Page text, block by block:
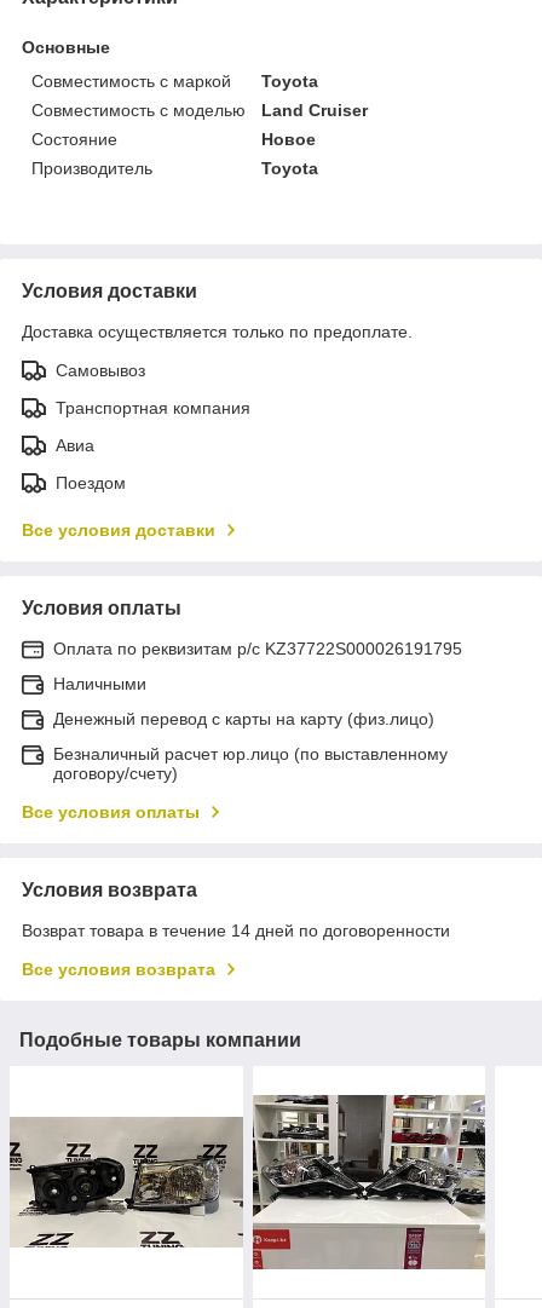
Основные
Совместимость с маркой
Toyota
Совместимость с моделью
Land Cruiser
Состояние
Новое
Производитель
Toyota
Условия доставки
Доставка осуществляется только по предоплате.
Самовывоз
Транспортная компания
Авиа
Поездом
Все условия доставки
Условия оплаты
Оплата по реквизитам р/с KZ37722S000026191795
Наличными
Денежный перевод с карты на карту (физ.лицо)
Безналичный расчет юр.лицо (по выставленному
договору/счету)
Все условия оплаты
Условия возврата
Возврат товара в течение 14 дней по договоренности
Все условия возврата
Подобные товары компании